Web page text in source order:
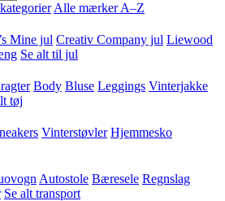
Alle mærker A–Z
Mine jul Creativ Company jul Liewood
Se alt til jul
Body Bluse Leggings Vinterjakke
tøj
Vinterstøvler Hjemmesko
Autostole Bæresele Regnslag
Se alt transport